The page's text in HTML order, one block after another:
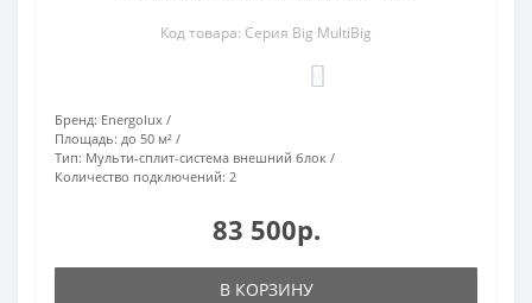
Код товара: Серия Big MultiBig
Бренд: Energolux
Площадь: до 50 м²
Тип: Мульти-сплит-система внешний блок
Количество подключений: 2
83 500р.
В КОРЗИНУ